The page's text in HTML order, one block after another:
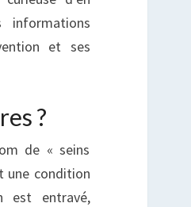
et ses
?
de « seins
une condition
est entravé,